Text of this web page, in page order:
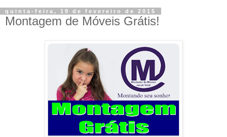
quinta-feira, 19 de fevereiro de 2015
Montagem de Móveis Grátis!